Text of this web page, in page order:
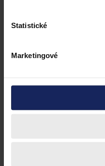
Statistické
Marketingové
10. ročník soutěže
tematikou "Ukaž svou